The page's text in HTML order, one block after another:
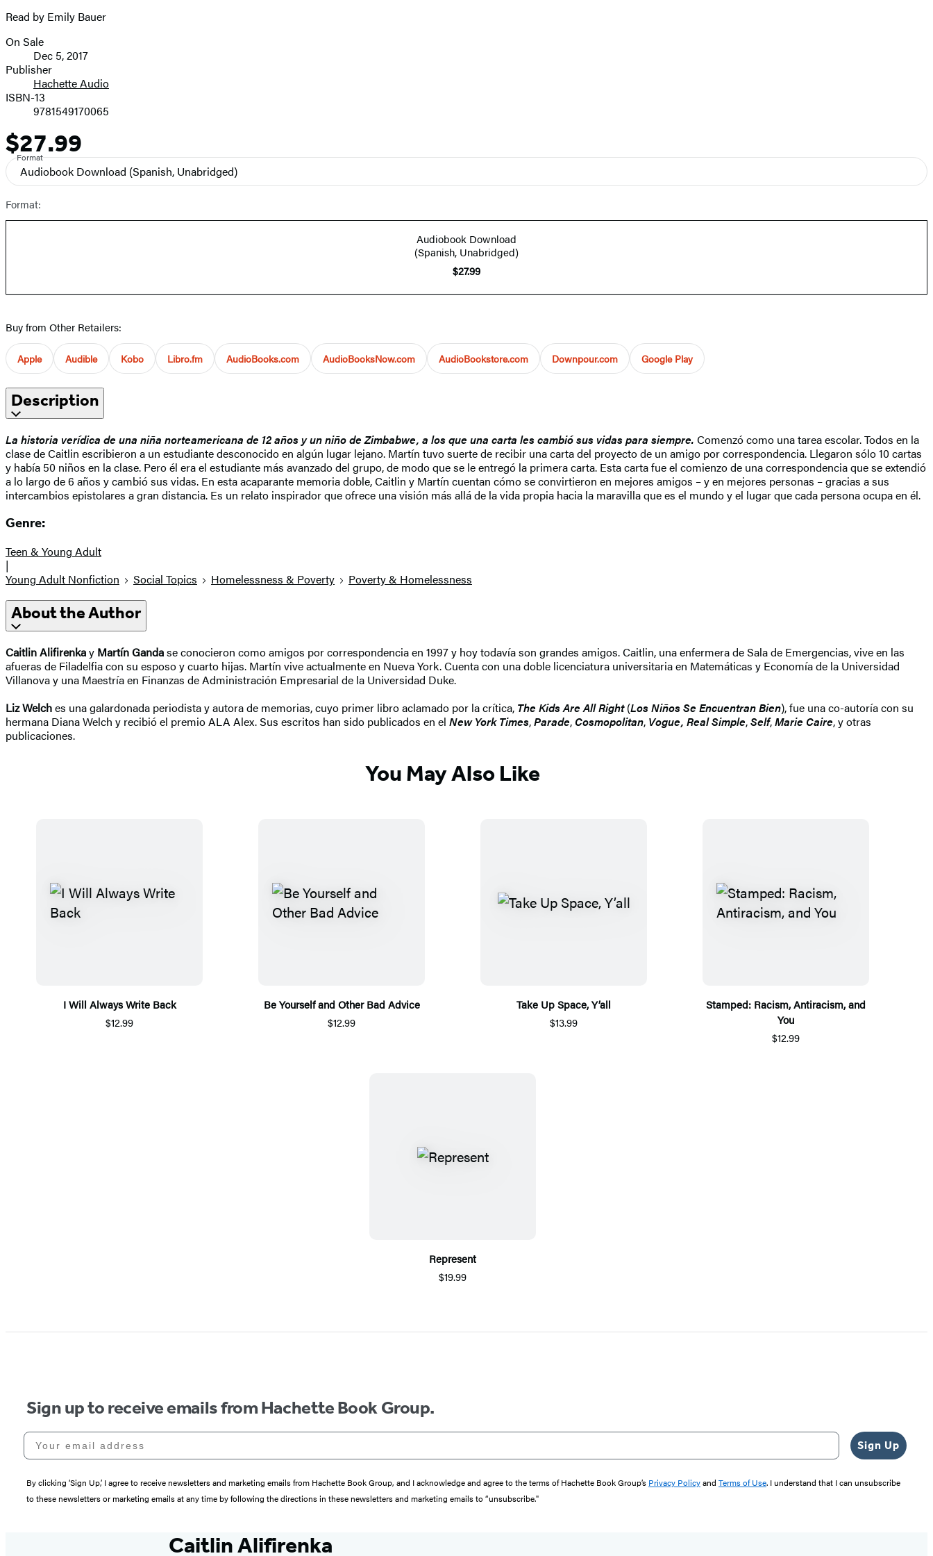
Read by Emily Bauer
Formats
and
Prices
On Sale
Dec 5, 2017
Publisher
Hachette Audio
ISBN-13
9781549170065
Price
$27.99
Format
Audiobook Download (Spanish, Unabridged)
Format:
Audiobook Download
(Spanish, Unabridged)
$27.99
Buy from Other Retailers:
Apple Audible Kobo Libro.fm AudioBooks.com AudioBooksNow.com AudioBookstore.com Downpour.com Google Play
Description
La historia verídica de una niña norteamericana de 12 años y un niño de Zimbabwe, a los que una carta les cambió sus vidas para siempre. Comenzó como una tarea escolar. Todos en la
clase de Caitlin escribieron a un estudiante desconocido en algún lugar lejano. Martín tuvo suerte de recibir una carta del proyecto de un amigo por correspondencia. Llegaron sólo 10 cartas
y había 50 niños en la clase. Pero él era el estudiante más avanzado del grupo, de modo que se le entregó la primera carta. Esta carta fue el comienzo de una correspondencia que se extendió
a lo largo de 6 años y cambió sus vidas. En esta acaparante memoria doble, Caitlin y Martín cuentan cómo se convirtieron en mejores amigos – y en mejores personas – gracias a sus
intercambios epistolares a gran distancia. Es un relato inspirador que ofrece una visión más allá de la vida propia hacia la maravilla que es el mundo y el lugar que cada persona ocupa en él.
Genre:
Teen & Young Adult
|
Young Adult Nonfiction
Social Topics Homelessness & Poverty Poverty & Homelessness
About the Author
Caitlin Alifirenkay Martín Gandase conocieron como amigos por correspondencia en 1997 y hoy todavía son grandes amigos. Caitlin, una enfermera de Sala de Emergencias, vive en las
afueras de Filadelfia con su esposo y cuarto hijas. Martín vive actualmente en Nueva York. Cuenta con una doble licenciatura universitaria en Matemáticas y Economía de la Universidad
Villanova y una Maestría en Finanzas de Administración Empresarial de la Universidad Duke.
Liz Welches una galardonada periodista y autora de memorias, cuyo primer libro aclamado por la crítica, The Kids Are All Right(Los Niños Se Encuentran Bien), fue una co-autoría con su
hermana Diana Welch y recibió el premio ALA Alex. Sus escritos han sido publicados en el New York Times,Parade,Cosmopolitan, Vogue, Real Simple,Self,Marie Caire, y otras
publicaciones.
You May Also Like
I Will Always Write Back
$12.99
Be Yourself and Other Bad Advice
$12.99
Take Up Space, Y’all
$13.99
Stamped: Racism, Antiracism, and
You
$12.99
Represent
$19.99
Sign up to receive emails from Hachette Book Group.
Your email address
Sign Up
By clicking ‘Sign Up,’ I agree to receive newsletters and marketing emails from Hachette Book Group, and I acknowledge and agree to the terms of Hachette Book Group’s Privacy Policyand Terms of Use. I understand that I can unsubscribe
to these newsletters or marketing emails at any time by following the directions in these newsletters and marketing emails to “unsubscribe."
Caitlin Alifirenka